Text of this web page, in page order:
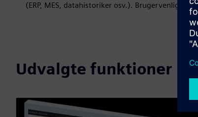
(ERP, MES, datahistoriker osv.). Brugervenlig,
Udvalgte funktioner